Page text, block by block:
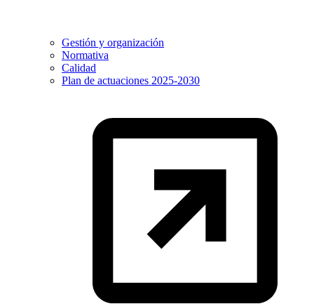
Gestión y organización
Normativa
Calidad
Plan de actuaciones 2025-2030